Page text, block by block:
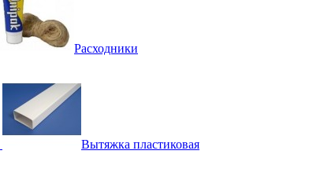
Расходники
Вытяжка пластиковая